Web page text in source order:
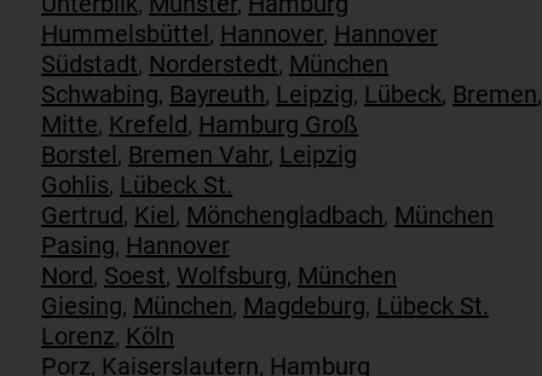
Hummelsbüttel, Hannover, Hannover
Südstadt, Norderstedt, München
Schwabing, Bayreuth, Leipzig, Lübeck, Bremen
Mitte, Krefeld, Hamburg Groß
Borstel, Bremen Vahr, Leipzig
Gohlis, Lübeck St.
Gertrud, Kiel, Mönchengladbach, München
Pasing, Hannover
Nord, Soest, Wolfsburg, München
Giesing, München, Magdeburg, Lübeck St.
Lorenz, Köln
Porz, Kaiserslautern, Hamburg